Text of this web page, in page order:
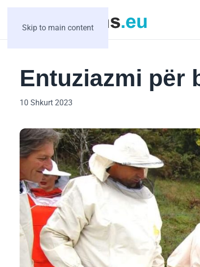
Skip to main content
Entuziazmi për
10 Shkurt 2023